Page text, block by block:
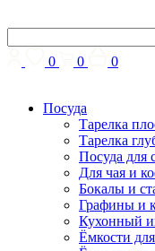
0 0 0
Посуда
Тарелка
Тарелка
Посуда для
Для чая и
Бокалы и
Графины и
Кухонный
Ёмкости